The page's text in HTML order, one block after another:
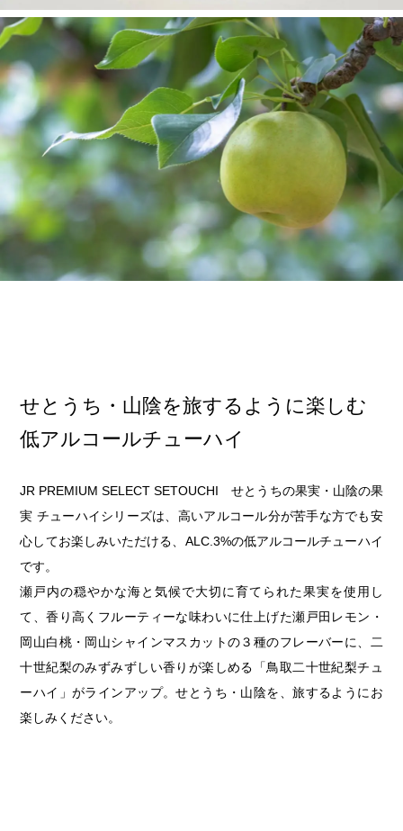
せとうち・山陰を旅するように楽しむ
低アルコールチューハイ
JR PREMIUM SELECT SETOUCHI せとうちの果実・山陰の果
実 チューハイシリーズは、高いアルコール分が苦手な方でも安
心してお楽しみいただける、ALC.3%の低アルコールチューハイ
です。
瀬戸内の穏やかな海と気候で大切に育てられた果実を使用し
て、香り高くフルーティーな味わいに仕上げた瀬戸田レモン・
岡山白桃・岡山シャインマスカットの３種のフレーバーに、二
十世紀梨のみずみずしい香りが楽しめる「鳥取二十世紀梨チュ
ーハイ」がラインアップ。せとうち・山陰を、旅するようにお
楽しみください。